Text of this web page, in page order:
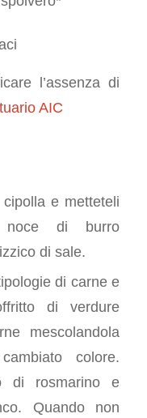
l’assenza di
AIC
e metteteli
di burro
di sale.
di carne e
di verdure
mescolandola
colore.
di rosmarino e
Quando non